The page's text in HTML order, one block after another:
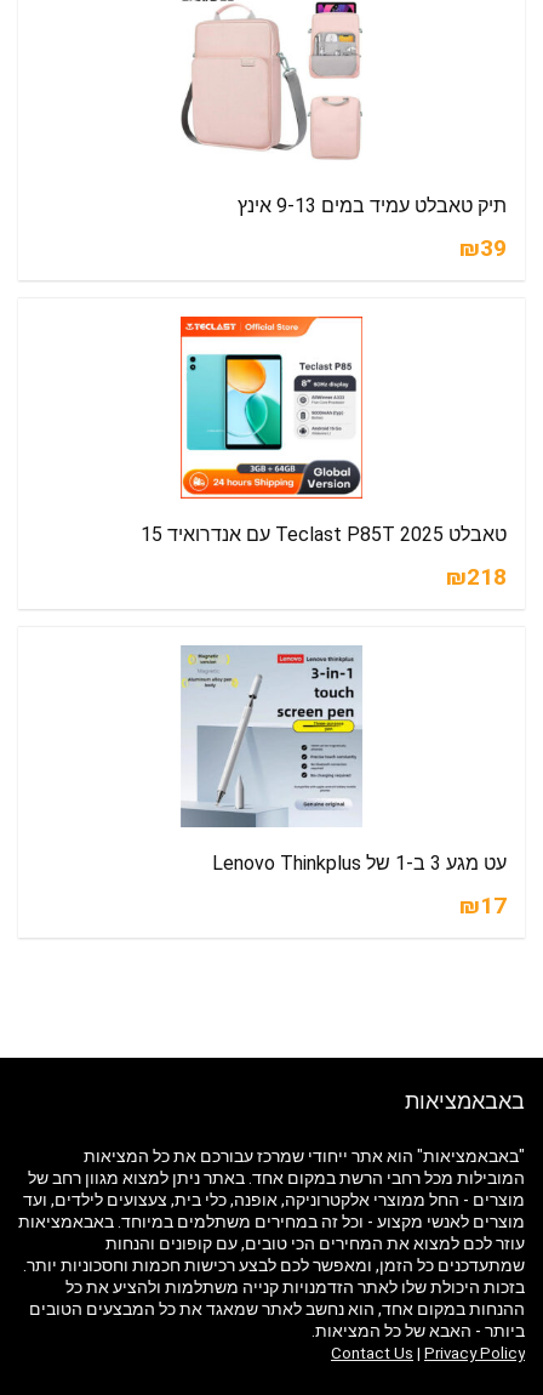
תיק טאבלט עמיד במים 9-13 אינץ
₪39
טאבלט Teclast P85T 2025 עם אנדרואיד 15
₪218
עט מגע 3 ב-1 של Lenovo Thinkplus
₪17
באבאמציאות
"באבאמציאות" הוא אתר ייחודי שמרכז עבורכם את כל המציאות
המובילות מכל רחבי הרשת במקום אחד. באתר ניתן למצוא מגוון רחב של
מוצרים - החל ממוצרי אלקטרוניקה, אופנה, כלי בית, צעצועים לילדים, ועד
מוצרים לאנשי מקצוע - וכל זה במחירים משתלמים במיוחד. באבאמציאות
עוזר לכם למצוא את המחירים הכי טובים, עם קופונים והנחות
שמתעדכנים כל הזמן, ומאפשר לכם לבצע רכישות חכמות וחסכוניות יותר.
בזכות היכולת שלו לאתר הזדמנויות קנייה משתלמות ולהציע את כל
ההנחות במקום אחד, הוא נחשב לאתר שמאגד את כל המבצעים הטובים
ביותר - האבא של כל המציאות.
Contact Us | Privacy Policy